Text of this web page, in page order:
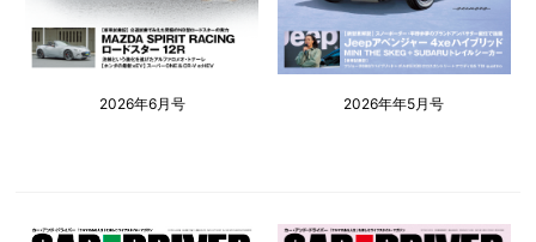
2026年6月号 2026年年5月号